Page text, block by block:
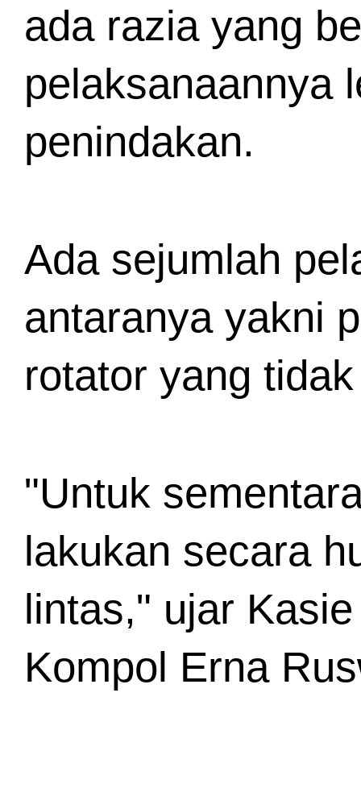
ada razia yang
pelaksanaannya
penindakan.
Ada sejumlah
antaranya yakni
rotator yang
"Untuk
lakukan secara
lintas," ujar
Kompol Erna